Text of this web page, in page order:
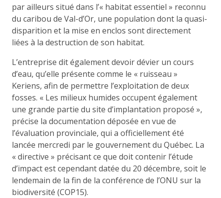
par ailleurs situé dans l’« habitat essentiel » reconnu
du caribou de Val-d’Or, une population dont la quasi-
disparition et la mise en enclos sont directement
liées à la destruction de son habitat.
L’entreprise dit également devoir dévier un cours
d’eau, qu’elle présente comme le « ruisseau »
Keriens, afin de permettre l’exploitation de deux
fosses. « Les milieux humides occupent également
une grande partie du site d’implantation proposé »,
précise la documentation déposée en vue de
l’évaluation provinciale, qui a officiellement été
lancée mercredi par le gouvernement du Québec. La
« directive » précisant ce que doit contenir l’étude
d’impact est cependant datée du 20 décembre, soit le
lendemain de la fin de la conférence de l’ONU sur la
biodiversité (COP15).